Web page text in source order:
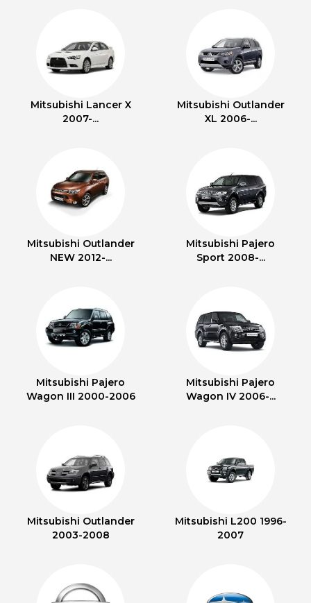
Mitsubishi Lancer X
2007-...
Mitsubishi Outlander
XL 2006-...
Mitsubishi Outlander
NEW 2012-...
Mitsubishi Pajero
Sport 2008-...
Mitsubishi Pajero
Wagon III 2000-2006
Mitsubishi Pajero
Wagon IV 2006-...
Mitsubishi Outlander
2003-2008
Mitsubishi L200 1996-
2007